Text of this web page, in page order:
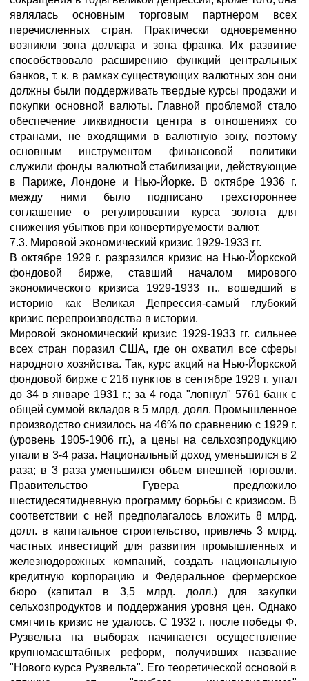
являлась основным торговым партнером всех
перечисленных стран. Практически одновременно
возникли зона доллара и зона франка. Их развитие
способствовало расширению функций центральных
банков, т. к. в рамках существующих валютных зон они
должны были поддерживать твердые курсы продажи и
покупки основной валюты. Главной проблемой стало
обеспечение ликвидности центра в отношениях со
странами, не входящими в валютную зону, поэтому
основным инструментом финансовой политики
служили фонды валютной стабилизации, действующие
в Париже, Лондоне и Нью-Йорке. В октябре 1936 г.
между ними было подписано трехстороннее
соглашение о регулировании курса золота для
снижения убытков при конвертируемости валют.
7.3. Мировой экономический кризис 1929-1933 гг.
В октябре 1929 г. разразился кризис на Нью-Йоркской
фондовой бирже, ставший началом мирового
экономического кризиса 1929-1933 гг., вошедший в
историю как Великая Депрессия-самый глубокий
кризис перепроизводства в истории.
Мировой экономический кризис 1929-1933 гг. сильнее
всех стран поразил США, где он охватил все сферы
народного хозяйства. Так, курс акций на Нью-Йоркской
фондовой бирже с 216 пунктов в сентябре 1929 г. упал
до 34 в январе 1931 г.; за 4 года "лопнул" 5761 банк с
общей суммой вкладов в 5 млрд. долл. Промышленное
производство снизилось на 46% по сравнению с 1929 г.
(уровень 1905-1906 гг.), а цены на сельхозпродукцию
упали в 3-4 раза. Национальный доход уменьшился в 2
раза; в 3 раза уменьшился объем внешней торговли.
Правительство Гувера предложило
шестидесятидневную программу борьбы с кризисом. В
соответствии с ней предполагалось вложить 8 млрд.
долл. в капитальное строительство, привлечь 3 млрд.
частных инвестиций для развития промышленных и
железнодорожных компаний, создать национальную
кредитную корпорацию и Федеральное фермерское
бюро (капитал в 3,5 млрд. долл.) для закупки
сельхозпродуктов и поддержания уровня цен. Однако
смягчить кризис не удалось. С 1932 г. после победы Ф.
Рузвельта на выборах начинается осуществление
крупномасштабных реформ, получивших название
"Нового курса Рузвельта". Его теоретической основой в